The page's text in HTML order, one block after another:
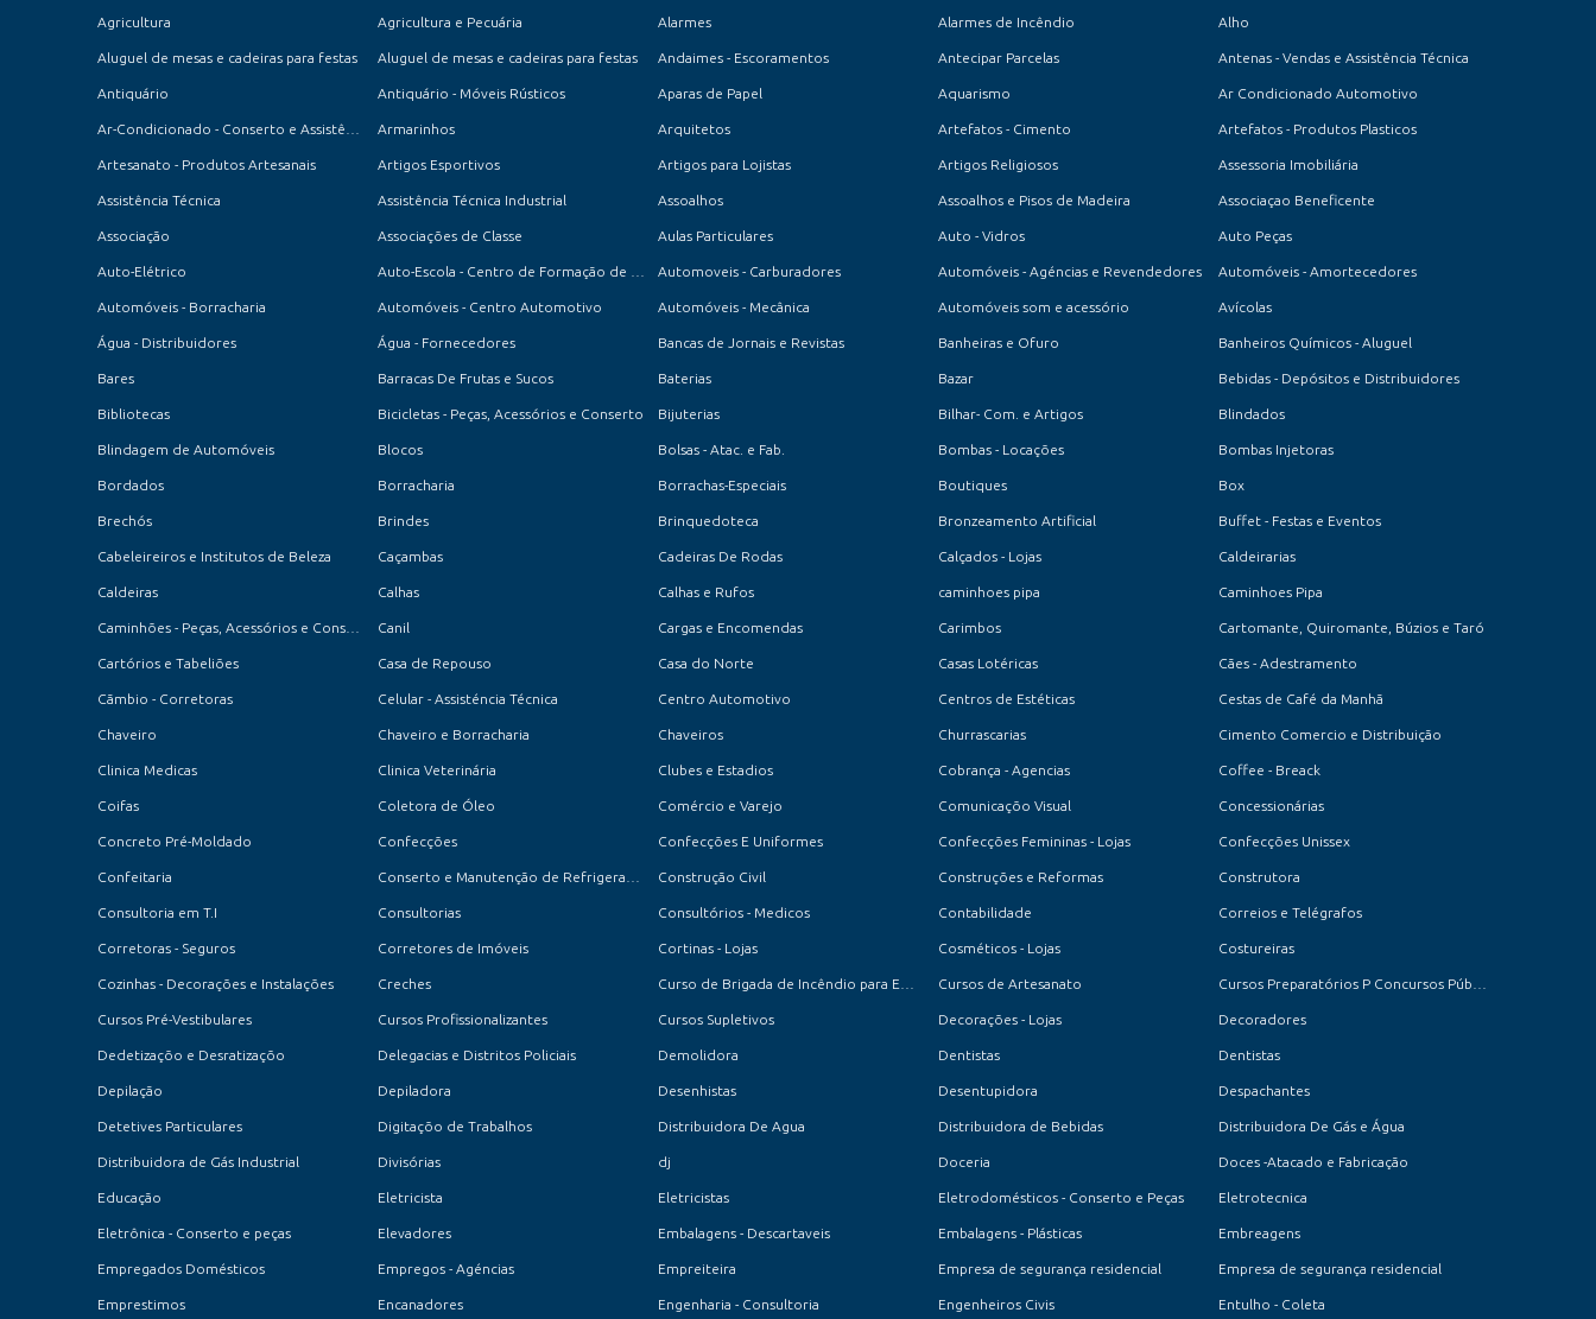
Agricultura Agricultura e Pecuária Alarmes Alarmes de Incêndio Alho
Aluguel de mesas e cadeiras para festas Aluguel de mesas e cadeiras para festas Andaimes - Escoramentos Antecipar Parcelas Antenas - Vendas e Assistência Técnica
Antiquário Antiquário - Móveis Rústicos Aparas de Papel Aquarismo Ar Condicionado Automotivo
Armarinhos Arquitetos Artefatos - Cimento Artefatos - Produtos Plasticos
Artesanato - Produtos Artesanais Artigos Esportivos Artigos para Lojistas Artigos Religiosos Assessoria Imobiliária
Assistência Técnica Assistência Técnica Industrial Assoalhos Assoalhos e Pisos de Madeira Associaçao Beneficente
Associação Associações de Classe Aulas Particulares Auto - Vidros Auto Peças
Auto-Elétrico Automoveis - Carburadores Automóveis - Agéncias e Revendedores Automóveis - Amortecedores
Automóveis - Borracharia Automóveis - Centro Automotivo Automóveis - Mecânica Automóveis som e acessório Avícolas
Água - Distribuidores Água - Fornecedores Bancas de Jornais e Revistas Banheiras e Ofuro Banheiros Químicos - Aluguel
Bares Barracas De Frutas e Sucos Baterias Bazar Bebidas - Depósitos e Distribuidores
Bibliotecas Bicicletas - Peças, Acessórios e Conserto Bijuterias Bilhar- Com. e Artigos Blindados
Blindagem de Automóveis Blocos Bolsas - Atac. e Fab. Bombas - Locações Bombas Injetoras
Bordados Borracharia Borrachas-Especiais Boutiques Box
Brechós Brindes Brinquedoteca Bronzeamento Artificial Buffet - Festas e Eventos
Cabeleireiros e Institutos de Beleza Caçambas Cadeiras De Rodas Calçados - Lojas Caldeirarias
Caldeiras Calhas Calhas e Rufos caminhoes pipa Caminhoes Pipa
Canil Cargas e Encomendas Carimbos Cartomante, Quiromante, Búzios e Taró
Cartórios e Tabeliões Casa de Repouso Casa do Norte Casas Lotéricas Cães - Adestramento
Cãmbio - Corretoras Celular - Assisténcia Técnica Centro Automotivo Centros de Estéticas Cestas de Café da Manhã
Chaveiro Chaveiro e Borracharia Chaveiros Churrascarias Cimento Comercio e Distribuição
Clinica Medicas Clinica Veterinária Clubes e Estadios Cobrança - Agencias Coffee - Breack
Coifas Coletora de Óleo Comércio e Varejo Comunicaçõo Visual Concessionárias
Concreto Pré-Moldado Confecções Confecções E Uniformes Confecções Femininas - Lojas Confecções Unissex
Confeitaria Construção Civil Construções e Reformas Construtora
Consultoria em T.I Consultorias Consultórios - Medicos Contabilidade Correios e Telégrafos
Corretoras - Seguros Corretores de Imóveis Cortinas - Lojas Cosméticos - Lojas Costureiras
Cozinhas - Decorações e Instalações Creches Cursos de Artesanato
Cursos Pré-Vestibulares Cursos Profissionalizantes Cursos Supletivos Decorações - Lojas Decoradores
Dedetizaçõo e Desratizaçõo Delegacias e Distritos Policiais Demolidora Dentistas Dentistas
Depilação Depiladora Desenhistas Desentupidora Despachantes
Detetives Particulares Digitaçõo de Trabalhos Distribuidora De Agua Distribuidora de Bebidas Distribuidora De Gás e Água
Distribuidora de Gás Industrial Divisórias dj Doceria Doces -Atacado e Fabricação
Educação Eletricista Eletricistas Eletrodomésticos - Conserto e Peças Eletrotecnica
Eletrônica - Conserto e peças Elevadores Embalagens - Descartaveis Embalagens - Plásticas Embreagens
Empregados Domésticos Empregos - Agéncias Empreiteira Empresa de segurança residencial Empresa de segurança residencial
Emprestimos Encanadores Engenharia - Consultoria Engenheiros Civis Entulho - Coleta